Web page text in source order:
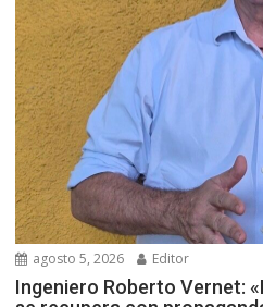
agosto 5, 2026 Editor
Ingeniero Roberto Vernet: